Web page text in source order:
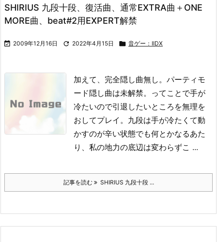
SHIRIUS 九段十段、復活曲、通常EXTRA曲＋ONE
MORE曲、beat#2用EXPERT解禁
 2009年12月16日  2022年4月15日  音ゲー：IIDX
加えて、完全隠し曲無し。 パーティモ
ード隠し曲は未解禁。 ってことで手が
冷たいので引退したいところを無理を
おしてプレイ。 九段は手が冷たくて動
かすのが辛い状態でも何とかなるあた
り、私の地力の底辺は変わらずこ ...
記事を読む SHIRIUS 九段十段 ...